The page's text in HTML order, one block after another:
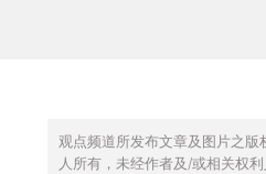
观点频道所发布文章及图片之版
人所有，未经作者及/或相关权